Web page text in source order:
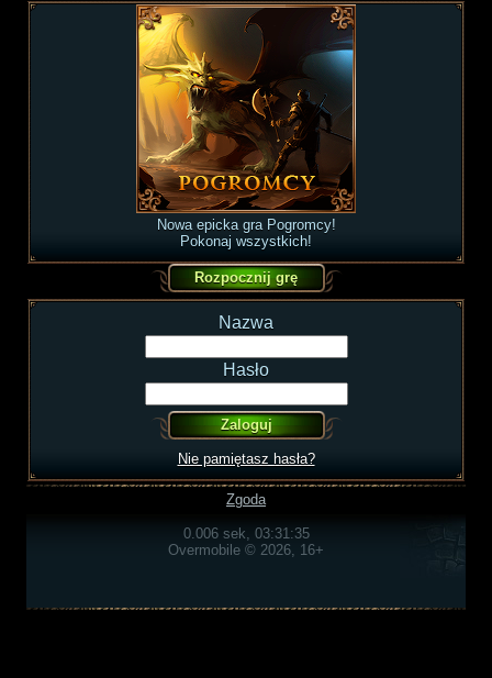
Nowa epicka gra Pogromcy!
Pokonaj wszystkich!
Nazwa
Hasło
Nie pamiętasz hasła?
Zgoda
0.006 sek, 03:31:35
Overmobile © 2026, 16+